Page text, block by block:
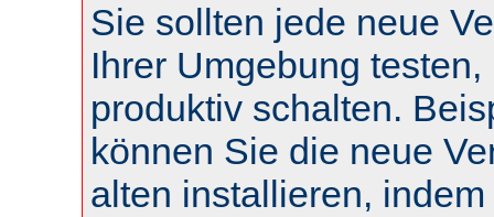
Sie sollten jede neue
Ihrer Umgebung
produktiv schalten.
können Sie die neue
alten installieren,